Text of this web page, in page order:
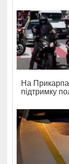
На
підтримку